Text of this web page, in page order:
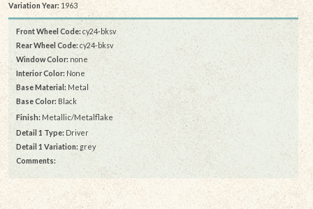
Variation Year: 1963
Front Wheel Code: cy24-bksv
Rear Wheel Code:cy24-bksv
Window Color: none
Interior Color: None
Base Material: Metal
Base Color: Black
Finish: Metallic/Metalflake
Detail 1 Type: Driver
Detail 1 Variation: grey
Comments: